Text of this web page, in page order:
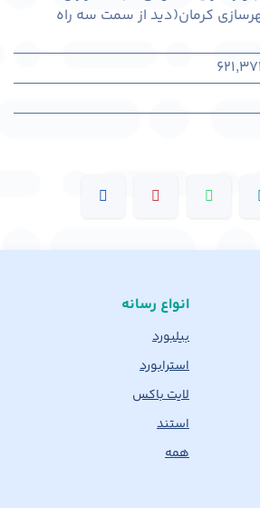
کرمان(دید از سمت سه راه
انواع رسانه
بیلبورد
استرابورد
لایت باکس
استند
همه